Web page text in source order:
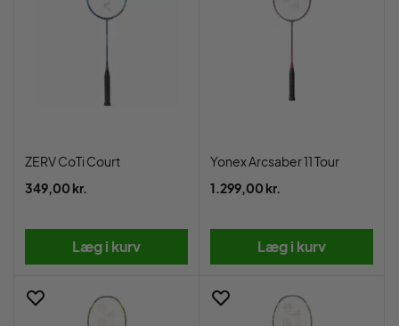
ZERV CoTi Court
349,00 kr.
Læg i kurv
Yonex Arcsaber 11 Tour
1.299,00 kr.
Læg i kurv